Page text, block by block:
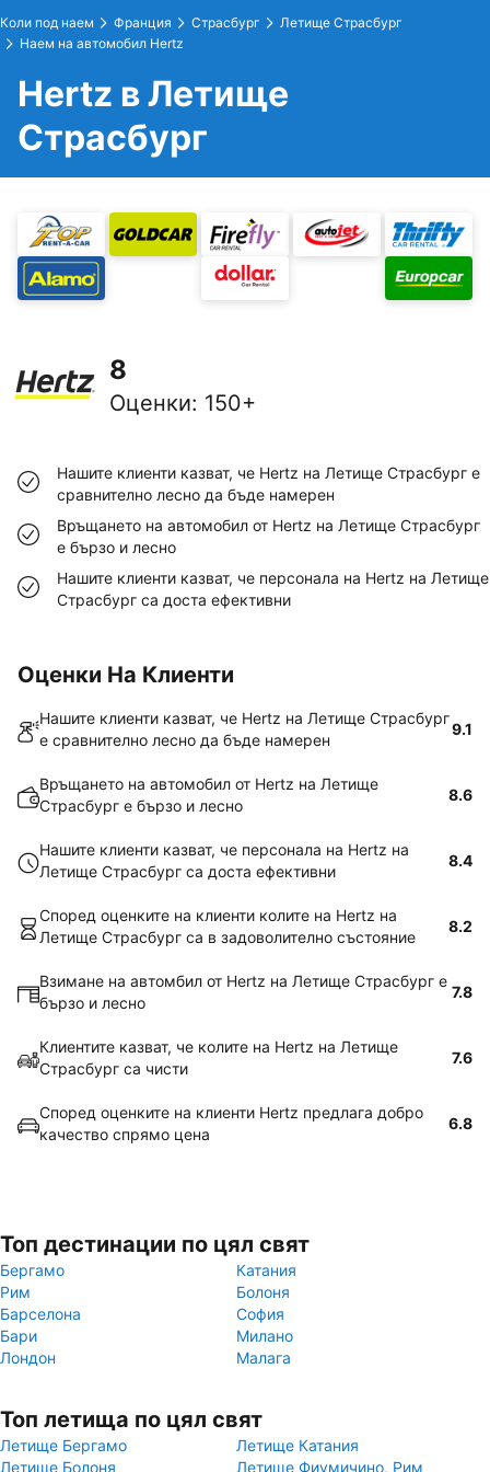
Коли под наем Франция Страсбург
Летище Страсбург
Наем на автомобил Hertz
Hertz в Летище
Страсбург
8
Оценки: 150+
Нашите клиенти казват, че Hertz на Летище Страсбург е
сравнително лесно да бъде намерен
Връщането на автомобил от Hertz на Летище Страсбург
е бързо и лесно
Нашите клиенти казват, че персонала на Hertz на Летище
Страсбург са доста ефективни
Оценки На Клиенти
Нашите клиенти казват, че Hertz на Летище Страсбург
е сравнително лесно да бъде намерен
9.1
Връщането на автомобил от Hertz на Летище
Страсбург е бързо и лесно
8.6
Нашите клиенти казват, че персонала на Hertz на
Летище Страсбург са доста ефективни
8.4
Според оценките на клиенти колите на Hertz на
Летище Страсбург са в задоволително състояние
8.2
Взимане на автомбил от Hertz на Летище Страсбург е
бързо и лесно
7.8
Клиентите казват, че колите на Hertz на Летище
Страсбург са чисти
7.6
Според оценките на клиенти Hertz предлага добро
качество спрямо цена
6.8
Топ дестинации по цял свят
Бергамо
Катания
Рим
Болоня
Барселона
София
Бари
Милано
Лондон
Малага
Топ летища по цял свят
Летище Бергамо
Летище Катания
Летище Болоня
Летище Фиумичино, Рим